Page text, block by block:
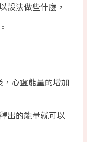
設法做些什麼，
心靈能量的增加
出的能量就可以